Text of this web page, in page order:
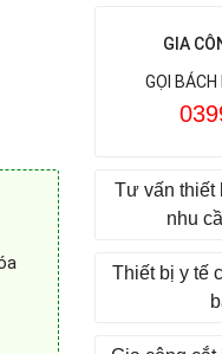
GIA
GỌI
Tư vấn thiết
nhu
Thiết bị y tế